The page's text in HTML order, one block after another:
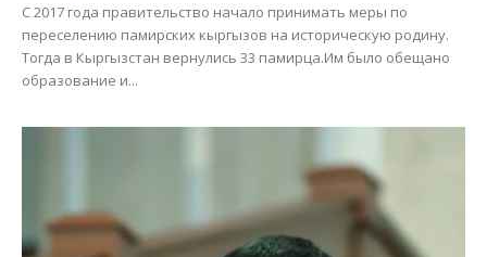
С 2017 года правительство начало принимать меры по
переселению памирских кыргызов на историческую родину.
Тогда в Кыргызстан вернулись 33 памирца.Им было обещано
образование и...